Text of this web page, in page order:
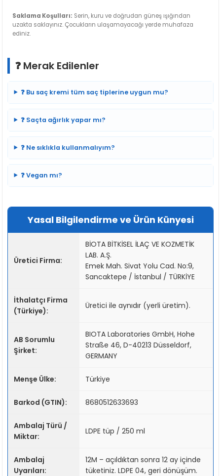
Saklama Koşulları: Serin, kuru ve doğrudan güneş ışığından
uzakta saklayınız. Çocukların ulaşamayacağı yerde muhafaza
ediniz.
❓ Merak Edilenler
❓ Bu saç kremi tüm saç tiplerine uygun mu?
❓ Saçta ağırlık yapar mı?
❓ Ne sıklıkla kullanmalıyım?
❓ Vegan mı?
Yasal Bilgilendirme ve Ürün Künyesi
Üretici Firma:
BİOTA BİTKİSEL İLAÇ VE KOZMETİK
LAB. A.Ş.
Emek Mah. Sivat Yolu Cad. No:9,
Sancaktepe / İstanbul / TÜRKİYE
İthalatçı Firma
(Türkiye):
Üretici ile aynıdır (yerli üretim).
AB Sorumlu
Şirket:
BIOTA Laboratories GmbH, Hohe
Straße 46, D-40213 Düsseldorf,
GERMANY
Menşe Ülke: Türkiye
Barkod (GTIN): 8680512633693
Ambalaj Türü /
Miktar:
LDPE tüp / 250 ml
Ambalaj
Uyarıları:
12M – açıldıktan sonra 12 ay içinde
tüketiniz. LDPE 04, geri dönüşüm.